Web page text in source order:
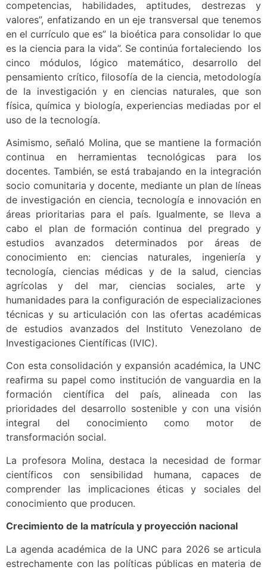
competencias, habilidades, aptitudes, destrezas y
valores”, enfatizando en un eje transversal que tenemos
en el currículo que es” la bioética para consolidar lo que
es la ciencia para la vida”. Se continúa fortaleciendo los
cinco módulos, lógico matemático, desarrollo del
pensamiento crítico, filosofía de la ciencia, metodología
de la investigación y en ciencias naturales, que son
física, química y biología, experiencias mediadas por el
uso de la tecnología.
Asimismo, señaló Molina, que se mantiene la formación
continua en herramientas tecnológicas para los
docentes. También, se está trabajando en la integración
socio comunitaria y docente, mediante un plan de líneas
de investigación en ciencia, tecnología e innovación en
áreas prioritarias para el país. Igualmente, se lleva a
cabo el plan de formación continua del pregrado y
estudios avanzados determinados por áreas de
conocimiento en: ciencias naturales, ingeniería y
tecnología, ciencias médicas y de la salud, ciencias
agrícolas y del mar, ciencias sociales, arte y
humanidades para la configuración de especializaciones
técnicas y su articulación con las ofertas académicas
de estudios avanzados del Instituto Venezolano de
Investigaciones Científicas (IVIC).
Con esta consolidación y expansión académica, la UNC
reafirma su papel como institución de vanguardia en la
formación científica del país, alineada con las
prioridades del desarrollo sostenible y con una visión
integral del conocimiento como motor de
transformación social.
La profesora Molina, destaca la necesidad de formar
científicos con sensibilidad humana, capaces de
comprender las implicaciones éticas y sociales del
conocimiento que producen.
Crecimiento de la matrícula y proyección nacional
La agenda académica de la UNC para 2026 se articula
estrechamente con las políticas públicas en materia de